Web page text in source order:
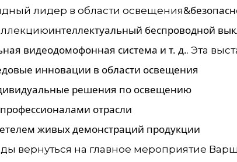
лидер в области освещения
интеллектуальный беспроводной
видеодомофонная система и т. д.. Эта
инновации в области освещения
решения по освещению
отрасли
живых демонстраций продукции
вернуться на главное мероприятие